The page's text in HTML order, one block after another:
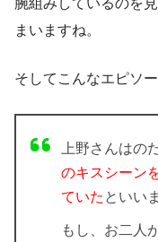
腕組みしているのを
まいますね。
そしてこんなエピソ
上野さんはの
のキスシーン
ていた といい
もし、お二人